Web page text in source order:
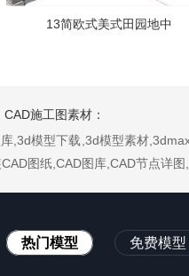
13简欧式美式田园地中
施工图素材：
,3d模型下载,3d模型素材
图纸,CAD图库,CAD节点详
热门模型 免费模型